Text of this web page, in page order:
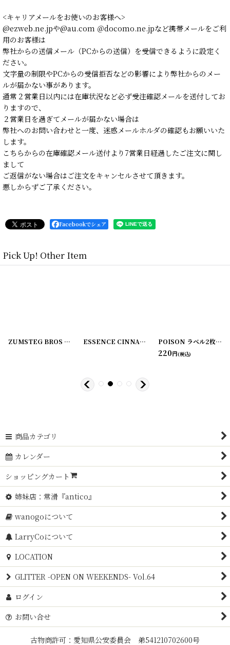
<キャリアメールをお使いのお客様へ>
@ezweb.ne.jpや@au.com ＠docomo.ne.jpなど携帯メールをご利
用のお客様は
弊社からの送信メール（PCからの送信）を受信できるように設定く
ださい。
文字量の制限やPCからの受信拒否などの影響により弊社からのメー
ルが届かない事があります。
通常２営業日以内には在庫状況など必ず受注確認メールを送付してお
りますので、
２営業日を過ぎてメールが届かない場合は
弊社へのお問い合わせと一度、迷惑メールホルダの確認もお願いいた
します。
こちらからの在庫確認メール送付より7営業日経過したご注文に関し
まして
ご返信がない場合はご注文をキャンセルさせて頂きます。
悪しからずご了承ください。
Facebookでシェア
Pick Up! Other Item
220107-2] 220107-3]
ZUMSTEG BROS ラベル2枚セット [ 220107-4]
ESSENCE CINNAMON ラベル2枚セット C.M. VAN FLEET POISON ラベル2枚セット ZUMSTEG BROS
220円(税込)
商品カテゴリ
カレンダー
ショッピングカート
姉妹店：常滑『antico』
wanogoについて
LarryCoについて
LOCATION
GLITTER -OPEN ON WEEKENDS- Vol.64
ログイン
お問い合せ
古物商許可：愛知県公安委員会 弟541210702600号